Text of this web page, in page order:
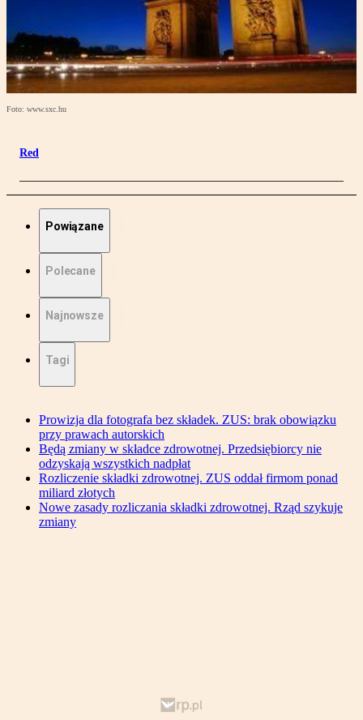
Foto: www.sxc.hu
Red
Powiązane
Polecane
Najnowsze
Tagi
Prowizja dla fotografa bez składek. ZUS: brak obowiązku
przy prawach autorskich
Będą zmiany w składce zdrowotnej. Przedsiębiorcy nie
odzyskają wszystkich nadpłat
Rozliczenie składki zdrowotnej. ZUS oddał firmom ponad
miliard złotych
Nowe zasady rozliczania składki zdrowotnej. Rząd szykuje
zmiany